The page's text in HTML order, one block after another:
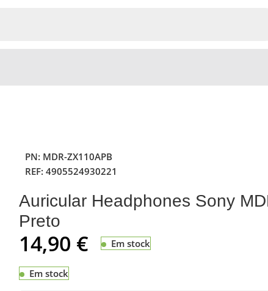
PN: MDR-ZX110APB
REF: 4905524930221
Auricular Headphones Sony
Preto
14,90 € Em stock
Em stock